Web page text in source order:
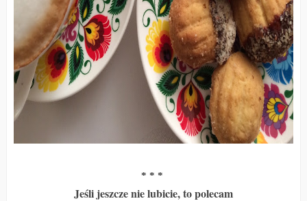
* * *
Jeśli jeszcze nie lubicie, to polecam